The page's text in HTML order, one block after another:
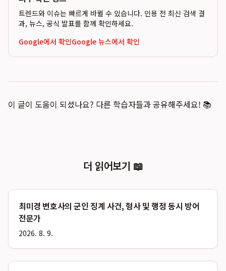
트렌드와 이슈는 빠르게 바뀔 수 있습니다. 인용 전 최신 검색 결
과, 뉴스, 공식 발표를 함께 확인하세요.
Google에서 확인Google 뉴스에서 확인
이 글이 도움이 되셨나요? 다른 학습자들과 공유해주세요! 📚
더 읽어보기 📖
최미경 변호사의 군인 징계 사건, 형사 및 행정 동시 방어
전문가
2026. 8. 9.